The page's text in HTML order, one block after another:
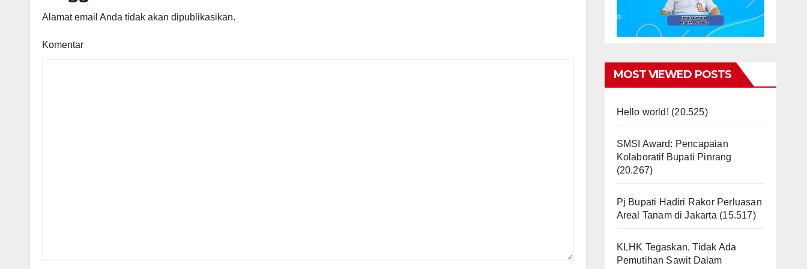
Alamat email Anda tidak akan dipublikasikan.
Komentar
MOST VIEWED POSTS
Hello world! (20.525)
SMSI Award: Pencapaian
Kolaboratif Bupati Pinrang
(20.267)
Pj Bupati Hadiri Rakor Perluasan
Areal Tanam di Jakarta (15.517)
KLHK Tegaskan, Tidak Ada
Pemutihan Sawit Dalam